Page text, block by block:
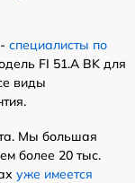
специалисты по
FI 51.A BK для
виды
Мы большая
более 20 тыс.
уже имеется